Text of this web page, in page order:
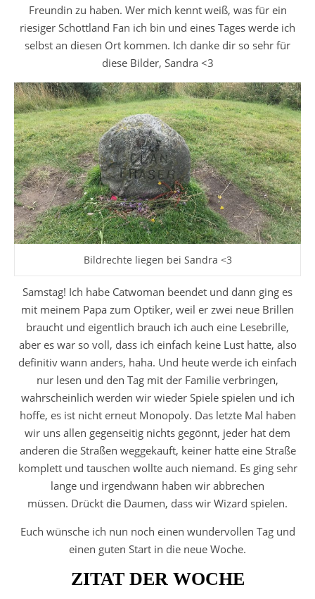
Freundin zu haben. Wer mich kennt weiß, was für ein
riesiger Schottland Fan ich bin und eines Tages werde ich
selbst an diesen Ort kommen. Ich danke dir so sehr für
diese Bilder, Sandra <3
Bildrechte liegen bei Sandra <3
Samstag! Ich habe Catwoman beendet und dann ging es
mit meinem Papa zum Optiker, weil er zwei neue Brillen
braucht und eigentlich brauch ich auch eine Lesebrille,
aber es war so voll, dass ich einfach keine Lust hatte, also
definitiv wann anders, haha. Und heute werde ich einfach
nur lesen und den Tag mit der Familie verbringen,
wahrscheinlich werden wir wieder Spiele spielen und ich
hoffe, es ist nicht erneut Monopoly. Das letzte Mal haben
wir uns allen gegenseitig nichts gegönnt, jeder hat dem
anderen die Straßen weggekauft, keiner hatte eine Straße
komplett und tauschen wollte auch niemand. Es ging sehr
lange und irgendwann haben wir abbrechen
müssen. Drückt die Daumen, dass wir Wizard spielen.
Euch wünsche ich nun noch einen wundervollen Tag und
einen guten Start in die neue Woche.
ZITAT DER WOCHE